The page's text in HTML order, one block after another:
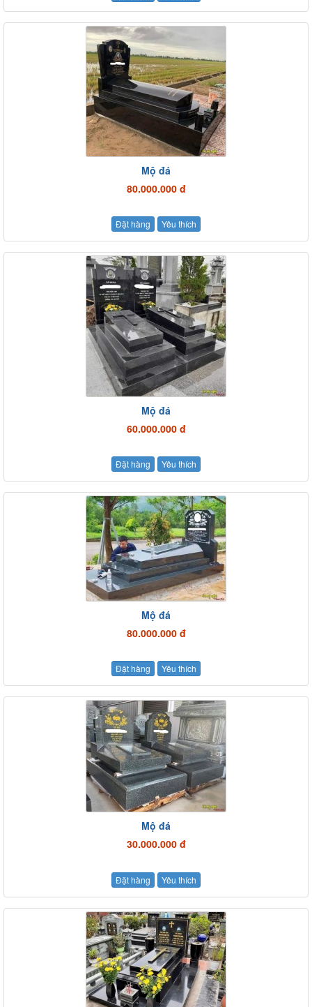
Mộ đá
80.000.000 đ
Đặt hàng Yêu thích
Mộ đá
60.000.000 đ
Đặt hàng Yêu thích
Mộ đá
80.000.000 đ
Đặt hàng Yêu thích
Mộ đá
30.000.000 đ
Đặt hàng Yêu thích